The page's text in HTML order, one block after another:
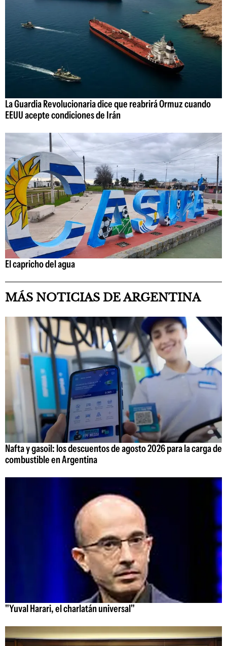
La Guardia Revolucionaria dice que reabrirá Ormuz cuando
EEUU acepte condiciones de Irán
El capricho del agua
MÁS NOTICIAS DE ARGENTINA
Nafta y gasoil: los descuentos de agosto 2026 para la carga de
combustible en Argentina
"Yuval Harari, el charlatán universal"